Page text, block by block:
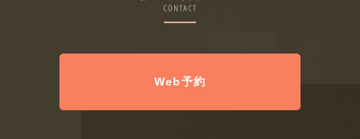
CONTACT
Web予約